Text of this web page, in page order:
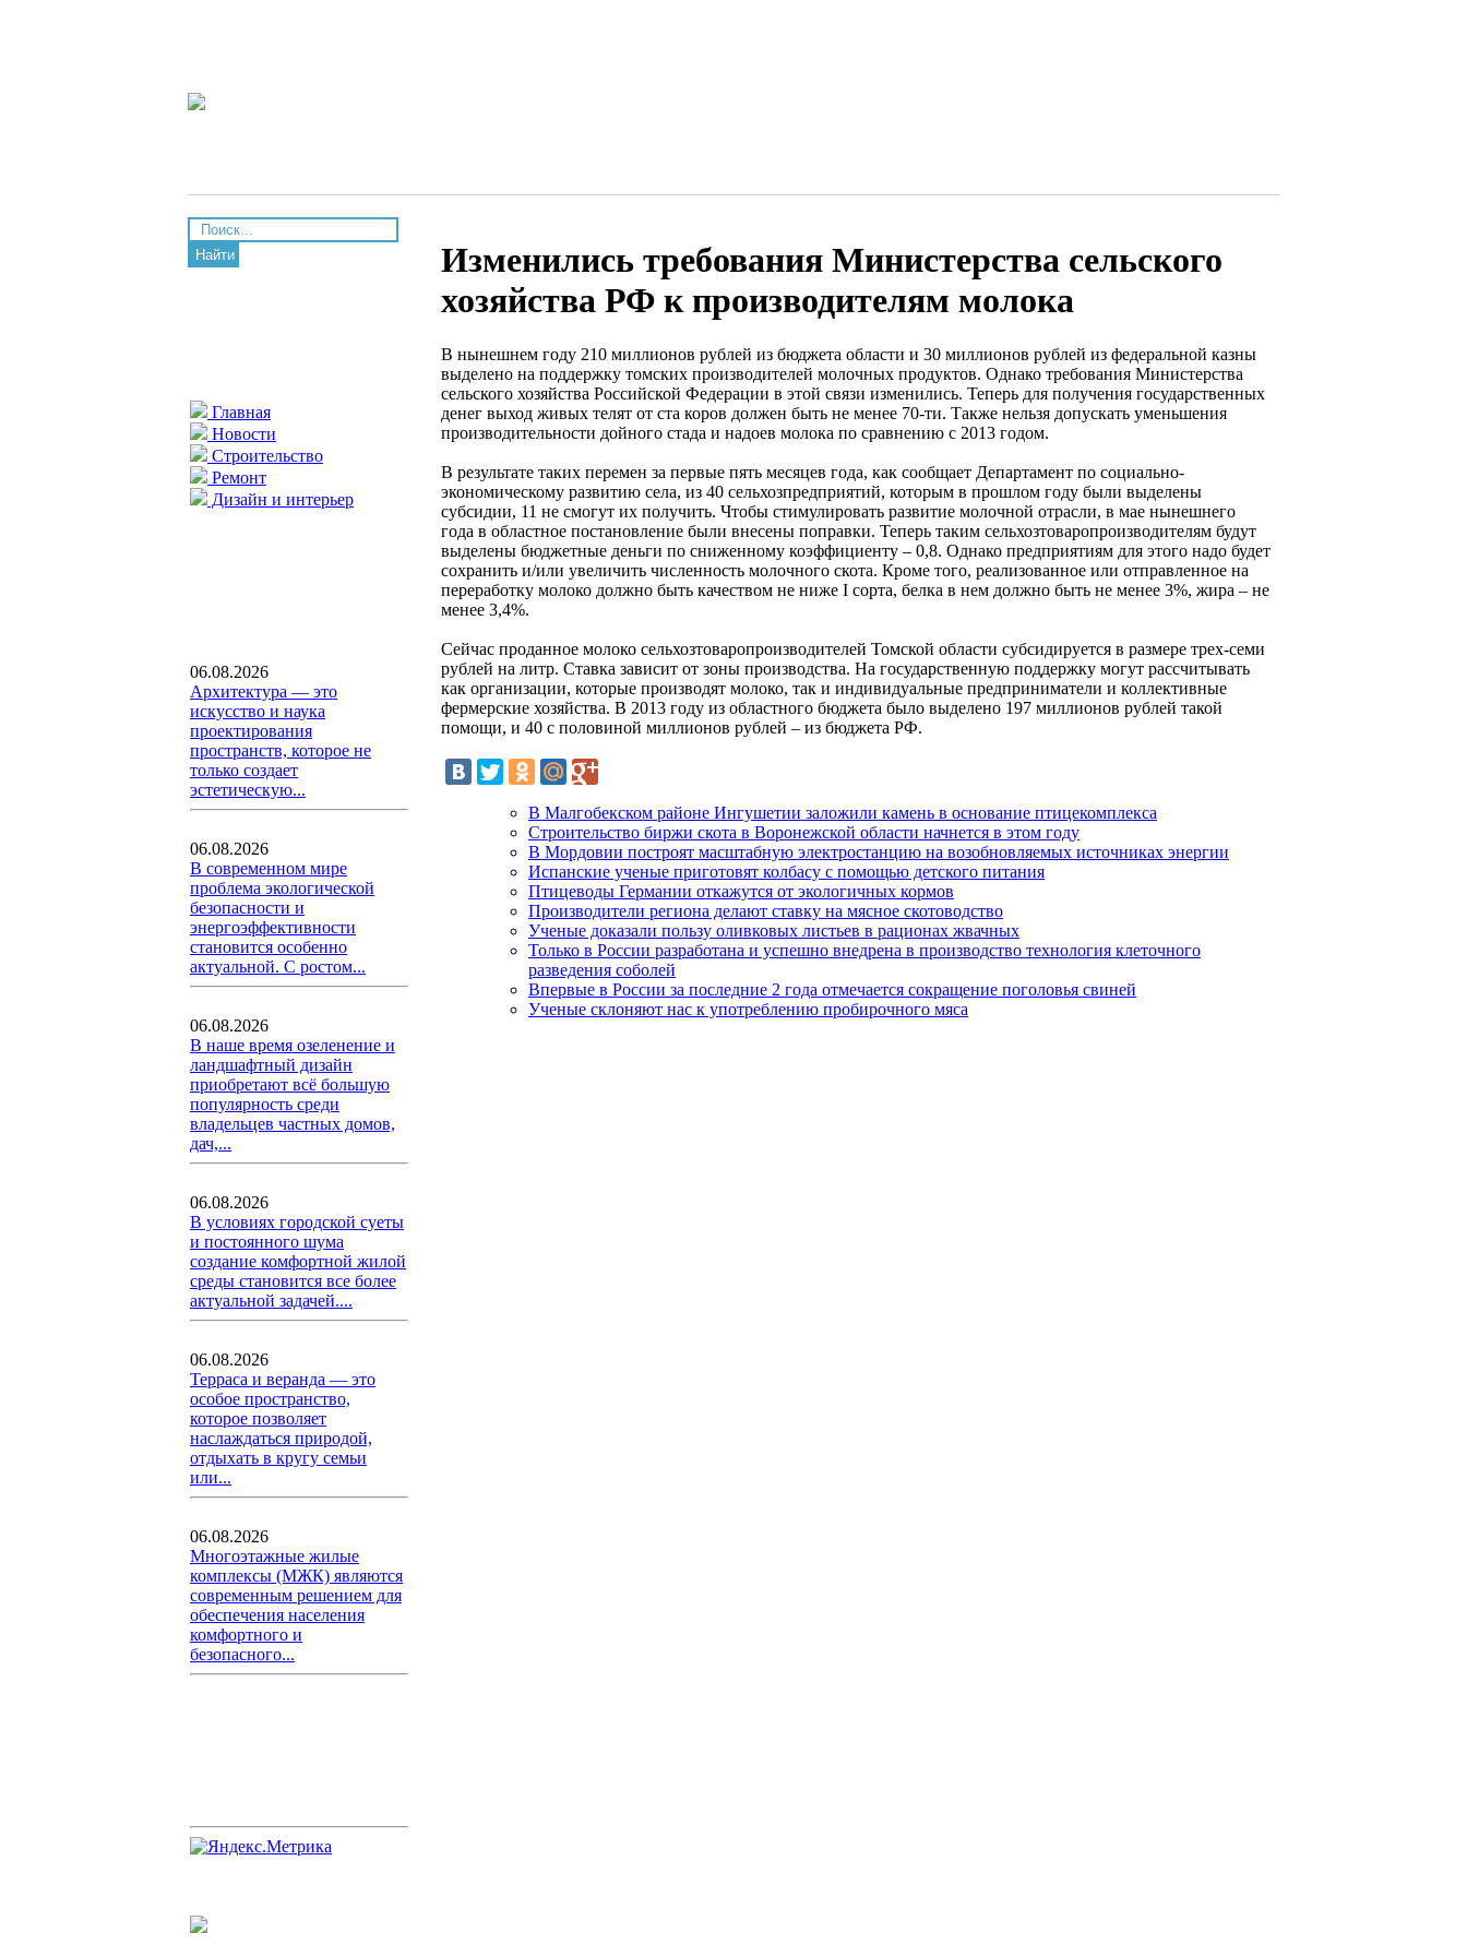
Найти
Главная
Новости
Строительство
Ремонт
Дизайн и интерьер
06.08.2026
Архитектура — это
искусство и наука
проектирования
пространств, которое не
только создает
эстетическую...
06.08.2026
В современном мире
проблема экологической
безопасности и
энергоэффективности
становится особенно
актуальной. С ростом...
06.08.2026
В наше время озеленение и
ландшафтный дизайн
приобретают всё большую
популярность среди
владельцев частных домов,
дач,...
06.08.2026
В условиях городской суеты
и постоянного шума
создание комфортной жилой
среды становится все более
актуальной задачей....
06.08.2026
Терраса и веранда — это
особое пространство,
которое позволяет
наслаждаться природой,
отдыхать в кругу семьи
или...
06.08.2026
Многоэтажные жилые
комплексы (МЖК) являются
современным решением для
обеспечения населения
комфортного и
безопасного...
Изменились требования Министерства сельского
хозяйства РФ к производителям молока
В нынешнем году 210 миллионов рублей из бюджета области и 30 миллионов рублей из федеральной казны
выделено на поддержку томских производителей молочных продуктов. Однако требования Министерства
сельского хозяйства Российской Федерации в этой связи изменились. Теперь для получения государственных
денег выход живых телят от ста коров должен быть не менее 70-ти. Также нельзя допускать уменьшения
производительности дойного стада и надоев молока по сравнению с 2013 годом.
В результате таких перемен за первые пять месяцев года, как сообщает Департамент по социально-
экономическому развитию села, из 40 сельхозпредприятий, которым в прошлом году были выделены
субсидии, 11 не смогут их получить. Чтобы стимулировать развитие молочной отрасли, в мае нынешнего
года в областное постановление были внесены поправки. Теперь таким сельхозтоваропроизводителям будут
выделены бюджетные деньги по сниженному коэффициенту – 0,8. Однако предприятиям для этого надо будет
сохранить и/или увеличить численность молочного скота. Кроме того, реализованное или отправленное на
переработку молоко должно быть качеством не ниже I сорта, белка в нем должно быть не менее 3%, жира – не
менее 3,4%.
Сейчас проданное молоко сельхозтоваропроизводителей Томской области субсидируется в размере трех-семи
рублей на литр. Ставка зависит от зоны производства. На государственную поддержку могут рассчитывать
как организации, которые производят молоко, так и индивидуальные предприниматели и коллективные
фермерские хозяйства. В 2013 году из областного бюджета было выделено 197 миллионов рублей такой
помощи, и 40 с половиной миллионов рублей – из бюджета РФ.
В Малгобекском районе Ингушетии заложили камень в основание птицекомплекса
Строительство биржи скота в Воронежской области начнется в этом году
В Мордовии построят масштабную электростанцию на возобновляемых источниках энергии
Испанские ученые приготовят колбасу с помощью детского питания
Птицеводы Германии откажутся от экологичных кормов
Производители региона делают ставку на мясное скотоводство
Ученые доказали пользу оливковых листьев в рационах жвачных
Только в России разработана и успешно внедрена в производство технология клеточного
разведения соболей
Впервые в России за последние 2 года отмечается сокращение поголовья свиней
Ученые склоняют нас к употреблению пробирочного мяса